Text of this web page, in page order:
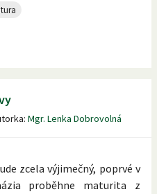
Mgr. Lenka Dobrovolná
zcela výjimečný, poprvé v
proběhne maturita z